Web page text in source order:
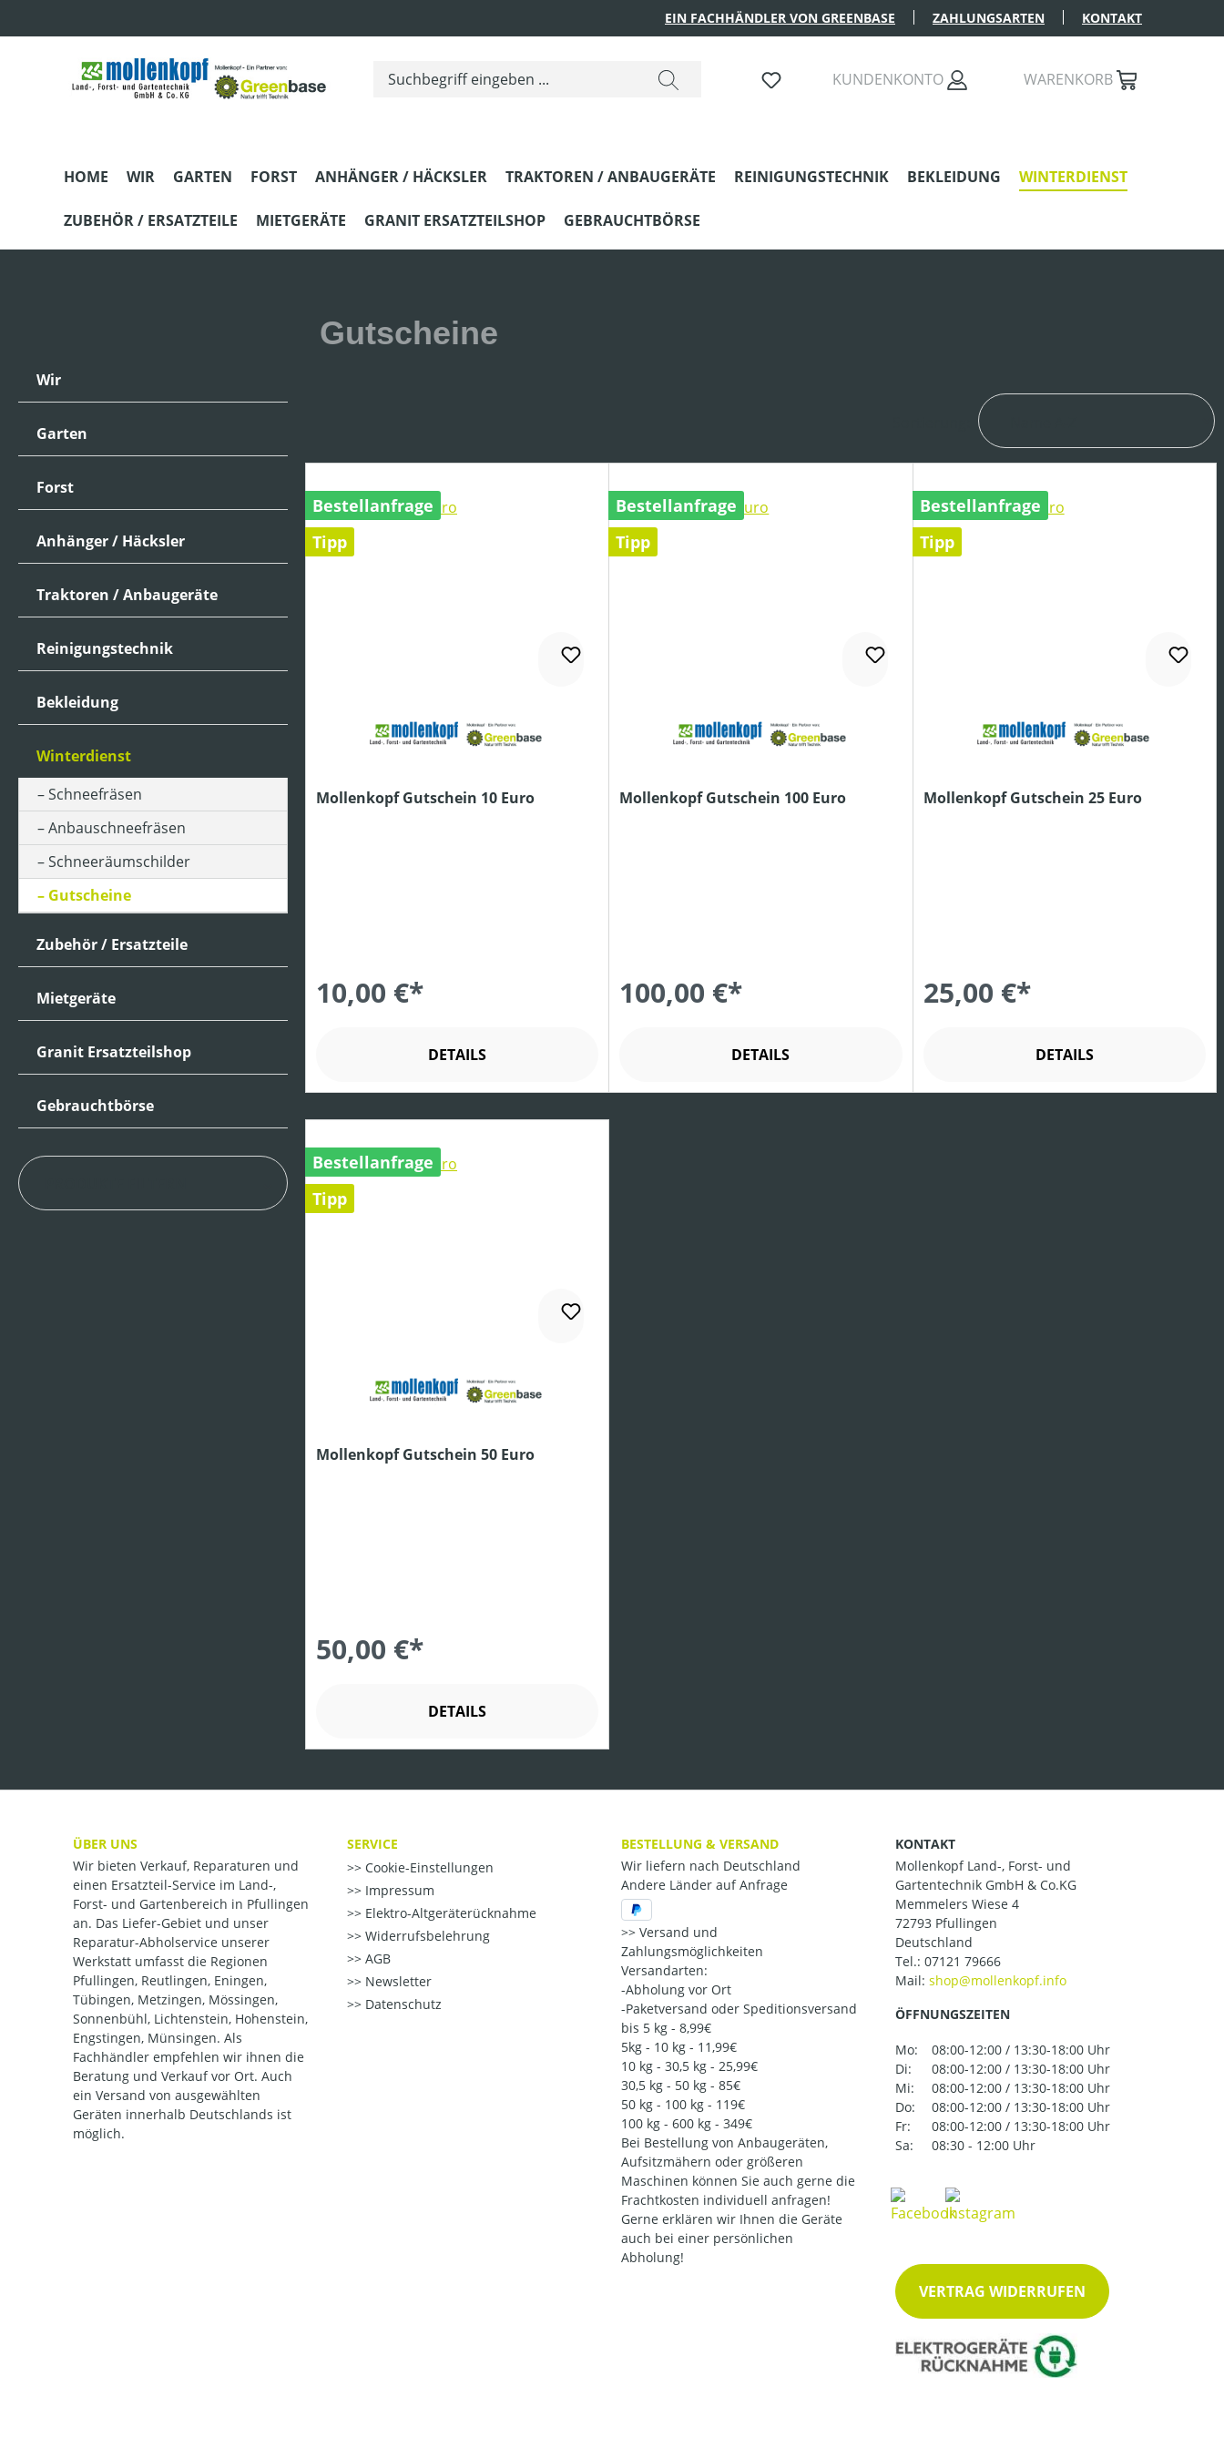
EIN FACHHÄNDLER VON GREENBASE ZAHLUNGSARTEN KONTAKT
DU HAST 0 PRODUKTE AUF DEM MERKZETTEL
KUNDENKONTO WARENKORB
HOME WIR GARTEN FORST ANHÄNGER / HÄCKSLER TRAKTOREN / ANBAUGERÄTE REINIGUNGSTECHNIK BEKLEIDUNG WINTERDIENST
ZUBEHÖR / ERSATZTEILE MIETGERÄTE GRANIT ERSATZTEILSHOP GEBRAUCHTBÖRSE
Wir
Garten
Forst
Anhänger / Häcksler
Traktoren / Anbaugeräte
Reinigungstechnik
Bekleidung
Winterdienst
Schneefräsen
Anbauschneefräsen
Schneeräumschilder
Gutscheine
Zubehör / Ersatzteile
Mietgeräte
Granit Ersatzteilshop
Gebrauchtbörse
Gutscheine
Bestellanfrage
Tipp
Mollenkopf Gutschein 10 Euro
10,00 €*
DETAILS
Bestellanfrage
Tipp
Mollenkopf Gutschein 100 Euro
100,00 €*
DETAILS
Bestellanfrage
Tipp
Mollenkopf Gutschein 25 Euro
25,00 €*
DETAILS
Bestellanfrage
Tipp
Mollenkopf Gutschein 50 Euro
50,00 €*
DETAILS
ÜBER UNS
Wir bieten Verkauf, Reparaturen und
einen Ersatzteil-Service im Land-,
Forst- und Gartenbereich in Pfullingen
an. Das Liefer-Gebiet und unser
Reparatur-Abholservice unserer
Werkstatt umfasst die Regionen
Pfullingen, Reutlingen, Eningen,
Tübingen, Metzingen, Mössingen,
Sonnenbühl, Lichtenstein, Hohenstein,
Engstingen, Münsingen. Als
Fachhändler empfehlen wir ihnen die
Beratung und Verkauf vor Ort. Auch
ein Versand von ausgewählten
Geräten innerhalb Deutschlands ist
möglich.
SERVICE
Cookie-Einstellungen
Impressum
Elektro-Altgeräterücknahme
Widerrufsbelehrung
AGB
Newsletter
Datenschutz
BESTELLUNG & VERSAND
Wir liefern nach Deutschland
Andere Länder auf Anfrage
Versand und
Zahlungsmöglichkeiten
Versandarten:
-Abholung vor Ort
-Paketversand oder Speditionsversand
bis 5 kg - 8,99€
5kg - 10 kg - 11,99€
10 kg - 30,5 kg - 25,99€
30,5 kg - 50 kg - 85€
50 kg - 100 kg - 119€
100 kg - 600 kg - 349€
Bei Bestellung von Anbaugeräten,
Aufsitzmähern oder größeren
Maschinen können Sie auch gerne die
Frachtkosten individuell anfragen!
Gerne erklären wir Ihnen die Geräte
auch bei einer persönlichen
Abholung!
KONTAKT
Mollenkopf Land-, Forst- und
Gartentechnik GmbH & Co.KG
Memmelers Wiese 4
72793 Pfullingen
Deutschland
Tel.: 07121 79666
Mail:
ÖFFNUNGSZEITEN
Mo:
08:00-12:00 / 13:30-18:00 Uhr
Di:
08:00-12:00 / 13:30-18:00 Uhr
Mi:
08:00-12:00 / 13:30-18:00 Uhr
Do:
08:00-12:00 / 13:30-18:00 Uhr
Fr:
08:00-12:00 / 13:30-18:00 Uhr
Sa:
08:30 - 12:00 Uhr
VERTRAG WIDERRUFEN